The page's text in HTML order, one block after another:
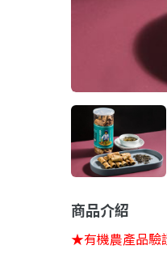
商品介紹
★有機農產品驗